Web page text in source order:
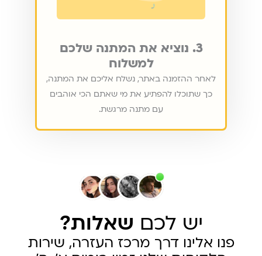
3. נוציא את המתנה שלכם
למשלוח
לאחר ההזמנה באתר, נשלח אליכם את המתנה,
כך שתוכלו להפתיע את מי שאתם הכי אוהבים
עם מתנה מרגשת.
יש לכם שאלות?
פנו אלינו דרך מרכז העזרה, שירות